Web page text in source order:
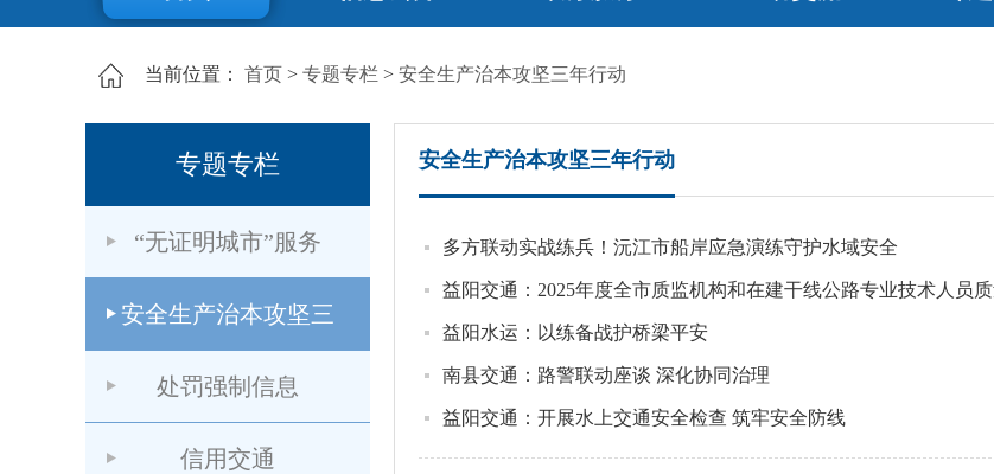
当前位置： 首页 > 专题专栏 > 安全生产治本攻坚三年行动
专题专栏
“无证明城市”服务
安全生产治本攻坚三
处罚强制信息
信用交通
安全生产治本攻坚三年行动
多方联动实战练兵！沅江市船岸应急演练守护水域安全
益阳交通：2025年度全市质监机构和在建干线公路专业技术人员
益阳水运：以练备战护桥梁平安
南县交通：路警联动座谈 深化协同治理
益阳交通：开展水上交通安全检查 筑牢安全防线